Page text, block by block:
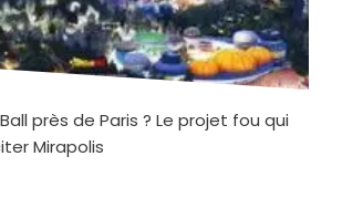
près de Paris ? Le projet fou qui
Mirapolis